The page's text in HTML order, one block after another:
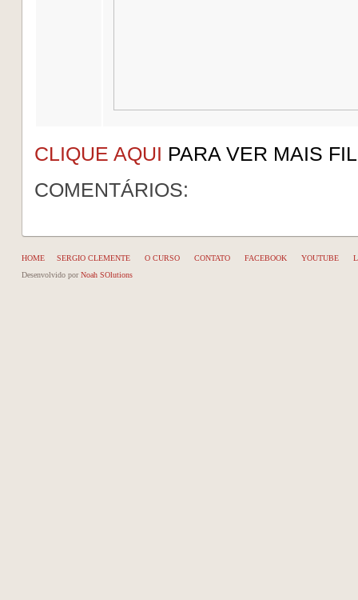
CLIQUE AQUI PARA VER MAIS
COMENTÁRIOS:
HOME SERGIO CLEMENTE O CURSO CONTATO FACEBOOK YOUTUBE
Desenvolvido porNoah SOlutions